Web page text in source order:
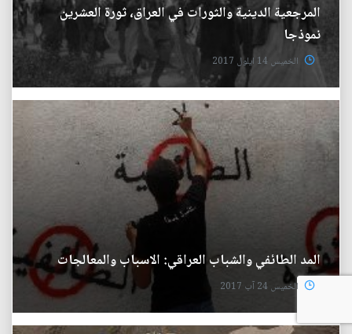
المرجعية الدينية والثورات في العراق، ثورة العشرين
نموذجا
الخميس 14 ايلول 2017
المد الطائفي والشباب العراقي: الاسباب والمعالجات
الخميس 24 آب 2017